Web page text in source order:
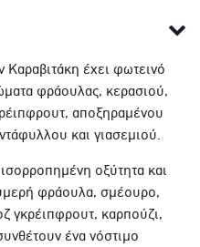
έχει φωτεινό
φράουλας, κερασιού,
αποξηραμένου
και γιασεμιού.
οξύτητα και
φράουλα, σμέουρο,
γκρέιπφρουτ, καρπούζι,
ένα νόστιμο